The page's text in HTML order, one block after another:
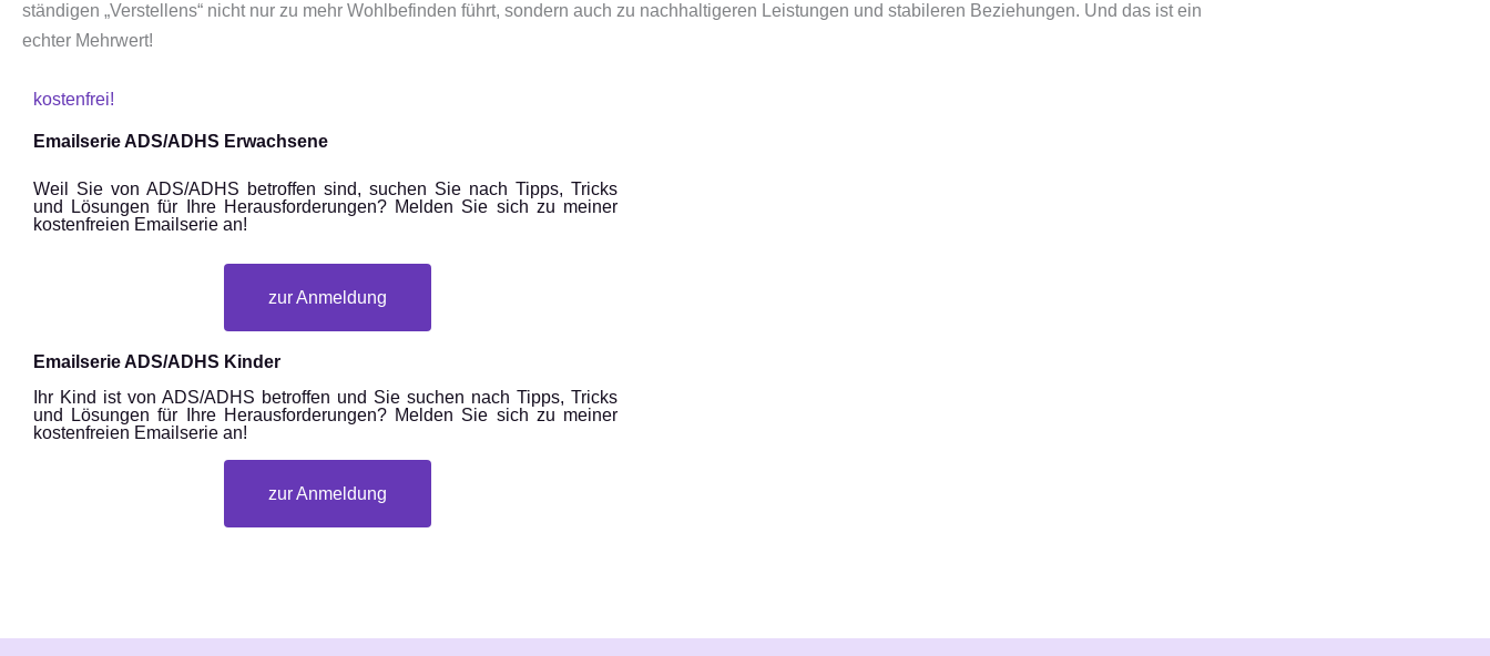
ständigen „Verstellens“ nicht nur zu mehr Wohlbefinden führt, sondern auch zu nachhaltigeren Leistungen und stabileren Beziehungen. Und das ist ein
echter Mehrwert!
kostenfrei!
Emailserie ADS/ADHS Erwachsene
Weil Sie von ADS/ADHS betroffen sind, suchen Sie nach Tipps, Tricks
und Lösungen für Ihre Herausforderungen? Melden Sie sich zu meiner
kostenfreien Emailserie an!
zur Anmeldung
Emailserie ADS/ADHS Kinder
Ihr Kind ist von ADS/ADHS betroffen und Sie suchen nach Tipps, Tricks
und Lösungen für Ihre Herausforderungen? Melden Sie sich zu meiner
kostenfreien Emailserie an!
zur Anmeldung